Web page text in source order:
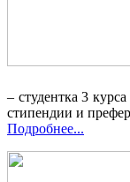
– студентка 3
стипендии и
Подробнее...